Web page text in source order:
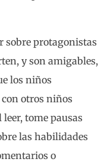
sobre protagonistas
y son amigables,
los niños
otros niños
leer, tome pausas
las habilidades
o